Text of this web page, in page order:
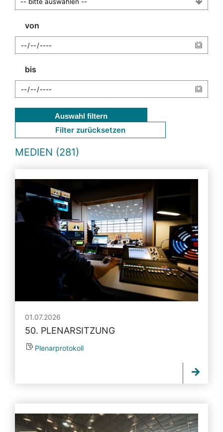
von
bis
Auswahl filtern
Filter zurücksetzen
MEDIEN (281)
01.07.2026
50. PLENARSITZUNG
Plenarprotokoll